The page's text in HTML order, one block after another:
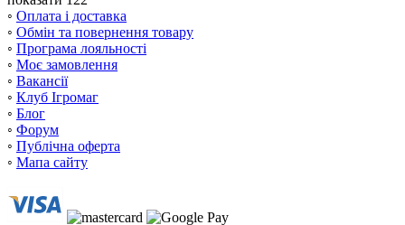
◦ Оплата і доставка
◦ Обмін та повернення товару
◦ Програма лояльності
◦ Моє замовлення
◦ Вакансії
◦ Клуб Ігромаг
◦ Блог
◦ Форум
◦ Публічна оферта
◦ Мапа сайту